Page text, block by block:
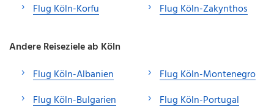
Flug Köln-Korfu
Flug Köln-Zakynthos
Andere Reiseziele ab Köln
Flug Köln-Albanien
Flug Köln-Bulgarien
Flug Köln-Montenegro
Flug Köln-Portugal